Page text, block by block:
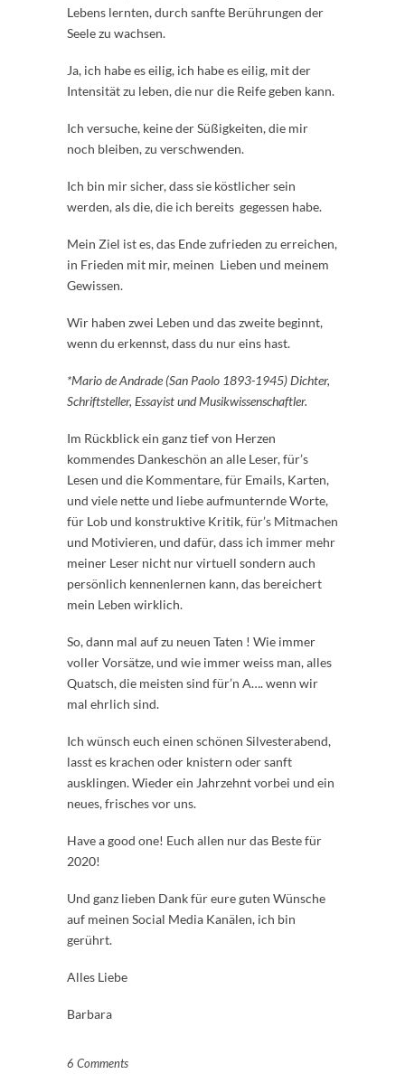
Lebens lernten, durch sanfte Berührungen der
Seele zu wachsen.
Ja, ich habe es eilig, ich habe es eilig, mit der
Intensität zu leben, die nur die Reife geben kann.
Ich versuche, keine der Süßigkeiten, die mir
noch bleiben, zu verschwenden.
Ich bin mir sicher, dass sie köstlicher sein
werden, als die, die ich bereits gegessen habe.
Mein Ziel ist es, das Ende zufrieden zu erreichen,
in Frieden mit mir, meinen Lieben und meinem
Gewissen.
Wir haben zwei Leben und das zweite beginnt,
wenn du erkennst, dass du nur eins hast.
*Mario de Andrade (San Paolo 1893-1945) Dichter,
Schriftsteller, Essayist und Musikwissenschaftler.
Im Rückblick ein ganz tief von Herzen
kommendes Dankeschön an alle Leser, für’s
Lesen und die Kommentare, für Emails, Karten,
und viele nette und liebe aufmunternde Worte,
für Lob und konstruktive Kritik, für’s Mitmachen
und Motivieren, und dafür, dass ich immer mehr
meiner Leser nicht nur virtuell sondern auch
persönlich kennenlernen kann, das bereichert
mein Leben wirklich.
So, dann mal auf zu neuen Taten ! Wie immer
voller Vorsätze, und wie immer weiss man, alles
Quatsch, die meisten sind für’n A…. wenn wir
mal ehrlich sind.
Ich wünsch euch einen schönen Silvesterabend,
lasst es krachen oder knistern oder sanft
ausklingen. Wieder ein Jahrzehnt vorbei und ein
neues, frisches vor uns.
Have a good one! Euch allen nur das Beste für
2020!
Und ganz lieben Dank für eure guten Wünsche
auf meinen Social Media Kanälen, ich bin
gerührt.
Alles Liebe
Barbara
6 Comments